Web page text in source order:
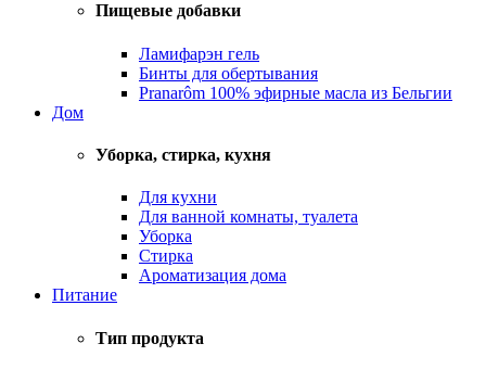
Пищевые добавки
Ламифарэн гель
Бинты для обертывания
Pranarôm 100% эфирные масла из Бельгии
Дом
Уборка, стирка, кухня
Для кухни
Для ванной комнаты, туалета
Уборка
Стирка
Ароматизация дома
Питание
Тип продукта